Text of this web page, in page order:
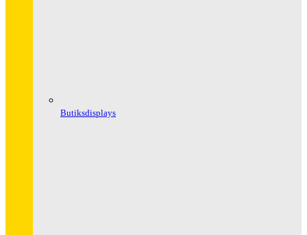
Butiksdisplays